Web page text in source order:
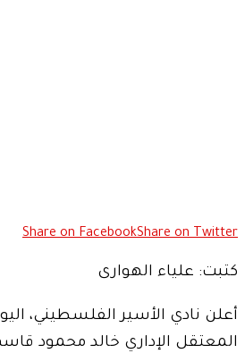
Share on FacebookShare on Twitter
كتبت: علياء الهوارى
أعلن نادي الأسير الفلسطيني،
المعتقل الإداري خالد محمود